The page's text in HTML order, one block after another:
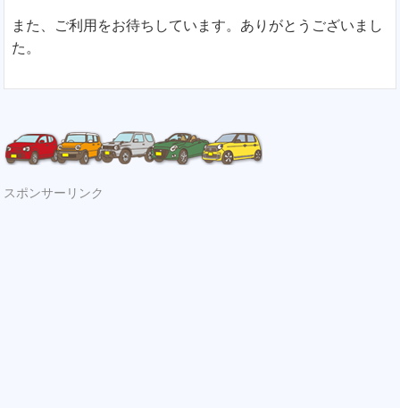
また、ご利用をお待ちしています。ありがとうございまし
た。
スポンサーリンク